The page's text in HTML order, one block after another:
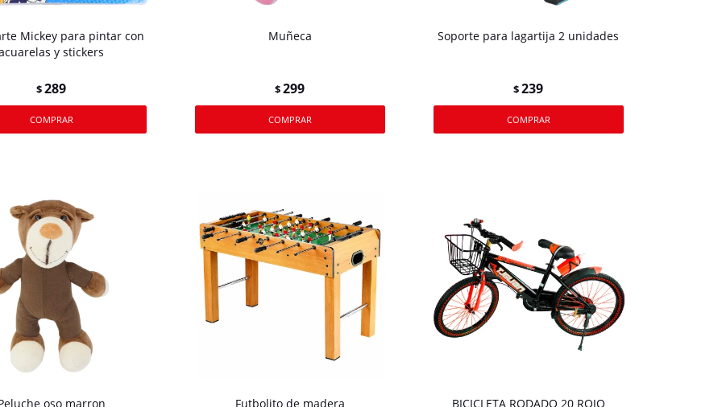
Mickey para pintar con
y stickers
$289
Muñeca
$299
Soporte para lagartija 2 unidades
$239
oso marron Futbolito de madera BICICLETA RODADO 20 ROJO